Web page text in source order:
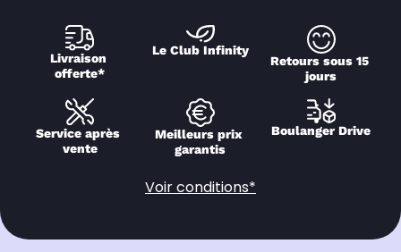
Livraison
offerte*
Le Club Infinity
Retours sous 15
jours
Service après
vente
Meilleurs prix
garantis
Boulanger Drive
Voir conditions*